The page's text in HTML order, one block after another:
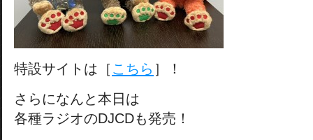
特設サイトは［ こちら ］！
さらになんと本日は
各種ラジオのDJCDも発売！